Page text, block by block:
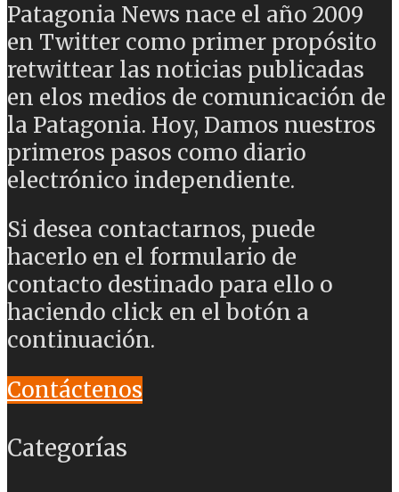
Patagonia News nace el año 2009
en Twitter como primer propósito
retwittear las noticias publicadas
en elos medios de comunicación de
la Patagonia. Hoy, Damos nuestros
primeros pasos como diario
electrónico independiente.
Si desea contactarnos, puede
hacerlo en el formulario de
contacto destinado para ello o
haciendo click en el botón a
continuación.
Contáctenos
Categorías